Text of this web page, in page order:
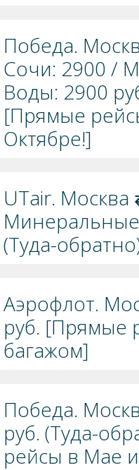
Победа.
Сочи: 2900 /
Воды: 2900
[Прямые
Октябре!]
UTair.
(Туда-
Аэрофлот.
руб. [Прямые
багажом]
Победа.
руб. (Туда-
рейсы в Мае